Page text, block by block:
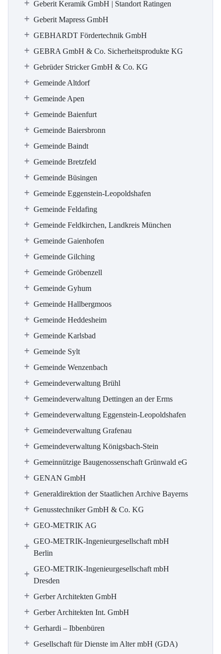
Geberit Keramik GmbH | Standort Ratingen
Geberit Mapress GmbH
GEBHARDT Fördertechnik GmbH
GEBRA GmbH & Co. Sicherheitsprodukte KG
Gebrüder Stricker GmbH & Co. KG
Gemeinde Altdorf
Gemeinde Apen
Gemeinde Baienfurt
Gemeinde Baiersbronn
Gemeinde Baindt
Gemeinde Bretzfeld
Gemeinde Büsingen
Gemeinde Eggenstein-Leopoldshafen
Gemeinde Feldafing
Gemeinde Feldkirchen, Landkreis München
Gemeinde Gaienhofen
Gemeinde Gilching
Gemeinde Gröbenzell
Gemeinde Gyhum
Gemeinde Hallbergmoos
Gemeinde Heddesheim
Gemeinde Karlsbad
Gemeinde Sylt
Gemeinde Wenzenbach
Gemeindeverwaltung Brühl
Gemeindeverwaltung Dettingen an der Erms
Gemeindeverwaltung Eggenstein-Leopoldshafen
Gemeindeverwaltung Grafenau
Gemeindeverwaltung Königsbach-Stein
Gemeinnützige Baugenossenschaft Grünwald eG
GENAN GmbH
Generaldirektion der Staatlichen Archive Bayerns
Genusstechniker GmbH & Co. KG
GEO-METRIK AG
GEO-METRIK-Ingenieurgesellschaft mbH
Berlin
GEO-METRIK-Ingenieurgesellschaft mbH
Dresden
Gerber Architekten GmbH
Gerber Architekten Int. GmbH
Gerhardi – Ibbenbüren
Gesellschaft für Dienste im Alter mbH (GDA)